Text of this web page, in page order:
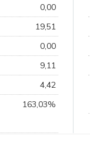
0,00
19,51
0,00
9,11
4,42
163,03%